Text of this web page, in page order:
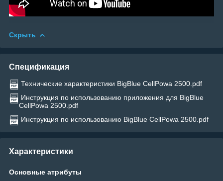
Скрыть
Спецификация
Технические характеристики BigBlue CellPowa 2500.pdf
Инструкция по использованию приложения для BigBlue
CellPowa 2500.pdf
Инструкция по использованию BigBlue CellPowa 2500.pdf
Характеристики
Основные атрибуты